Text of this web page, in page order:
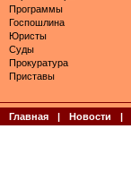
Программы
Госпошлина
Юристы
Суды
Прокуратура
Приставы
Главная | Новости |